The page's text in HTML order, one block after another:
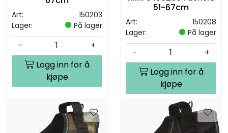
Art:
150203
Lager:
På lager
-
+
Logg inn for å
kjøpe
51-67cm
Art:
150208
Lager:
På lager
-
+
Logg inn for å
kjøpe